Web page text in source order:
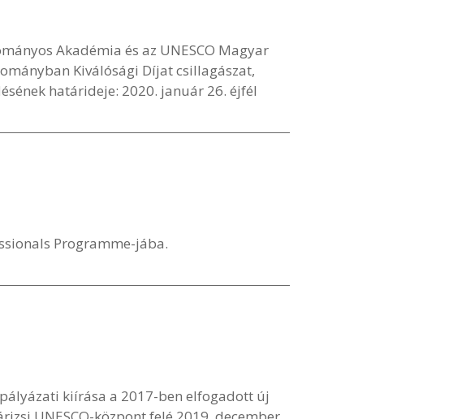
Akadémia és az UNESCO Magyar
Kiválósági Díjat csillagászat,
határideje: 2020. január 26. éjfél
Programme-jába.
kiírása a 2017-ben elfogadott új